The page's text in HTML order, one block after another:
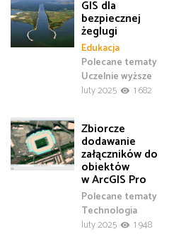
GIS dla
bezpiecznej
żeglugi
Edukacja
Polecane tematy
Uczelnie wyższe
luty 2025
1 682
Zbiorcze
dodawanie
załączników do
obiektów
w ArcGIS Pro
Polecane tematy
Technologia
luty 2025
1 948